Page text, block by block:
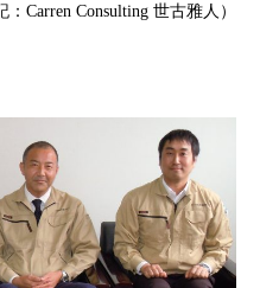
：Carren Consulting 世古雅人）